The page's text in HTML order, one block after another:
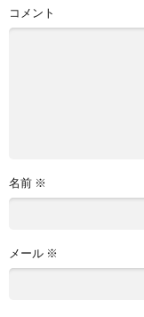
コメント
名前 ※
メール ※